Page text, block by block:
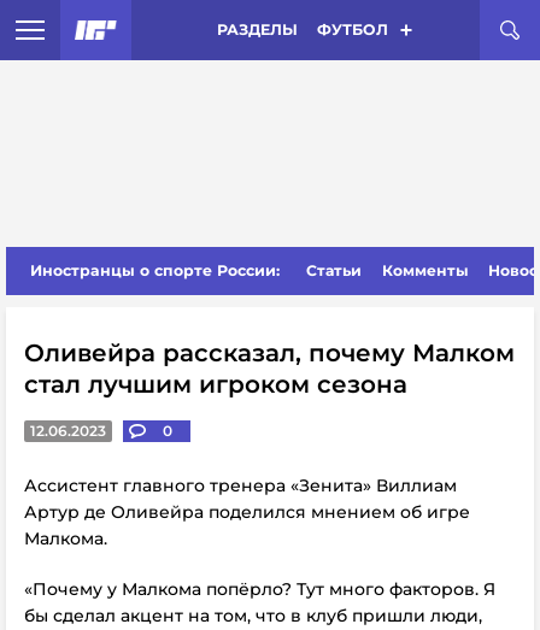
РАЗДЕЛЫ ФУТБОЛ
Иностранцы о спорте России: Статьи Комменты
Оливейра рассказал, почему Малком
стал лучшим игроком сезона
12.06.2023 0
Ассистент главного тренера «Зенита» Виллиам
Артур де Оливейра поделился мнением об игре
Малкома.
«Почему у Малкома попёрло? Тут много факторов. Я
бы сделал акцент на том, что в клуб пришли люди,